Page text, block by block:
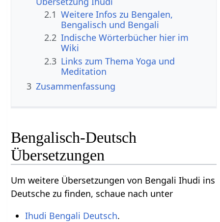
2.1 Weitere Infos zu Bengalen,
Bengalisch und Bengali
2.2 Indische Wörterbücher hier im
Wiki
2.3 Links zum Thema Yoga und
Meditation
3 Zusammenfassung
Bengalisch-Deutsch
Übersetzungen
Um weitere Übersetzungen von Bengali Ihudi ins
Deutsche zu finden, schaue nach unter
Ihudi Bengali Deutsch.